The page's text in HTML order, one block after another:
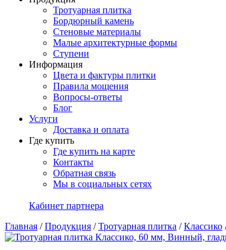
Тротуарная плитка
Бордюрный камень
Стеновые материалы
Малые архитектурные формы
Ступени
Информация
Цвета и фактуры плитки
Правила мощения
Вопросы-ответы
Блог
Услуги
Доставка и оплата
Где купить
Где купить на карте
Контакты
Обратная связь
Мы в социальных сетях
Кабинет партнера
Главная /Продукция /Тротуарная плитка /Классико